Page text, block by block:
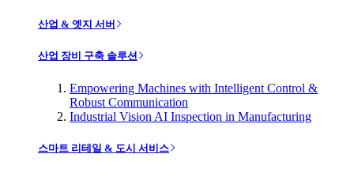
산업 & 엣지 서버
산업 장비 구축 솔루션
Empowering Machines with Intelligent Control &
Robust Communication
Industrial Vision AI Inspection in Manufacturing
스마트 리테일 & 도시 서비스